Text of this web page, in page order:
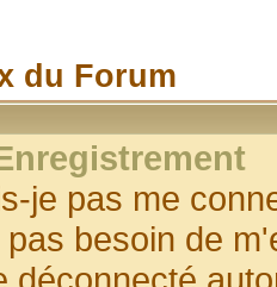
du Forum
je pas me
besoin de